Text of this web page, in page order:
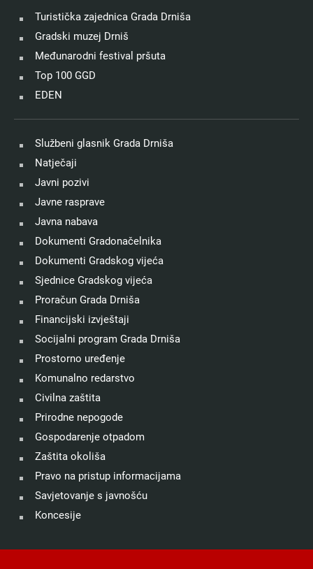
Turistička zajednica Grada Drniša
Gradski muzej Drniš
Međunarodni festival pršuta
Top 100 GGD
EDEN
Službeni glasnik Grada Drniša
Natječaji
Javni pozivi
Javne rasprave
Javna nabava
Dokumenti Gradonačelnika
Dokumenti Gradskog vijeća
Sjednice Gradskog vijeća
Proračun Grada Drniša
Financijski izvještaji
Socijalni program Grada Drniša
Prostorno uređenje
Komunalno redarstvo
Civilna zaštita
Prirodne nepogode
Gospodarenje otpadom
Zaštita okoliša
Pravo na pristup informacijama
Savjetovanje s javnošću
Koncesije